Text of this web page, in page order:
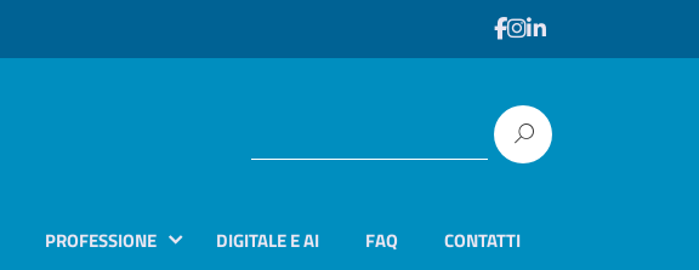
PROFESSIONE DIGITALE E AI FAQ CONTATTI